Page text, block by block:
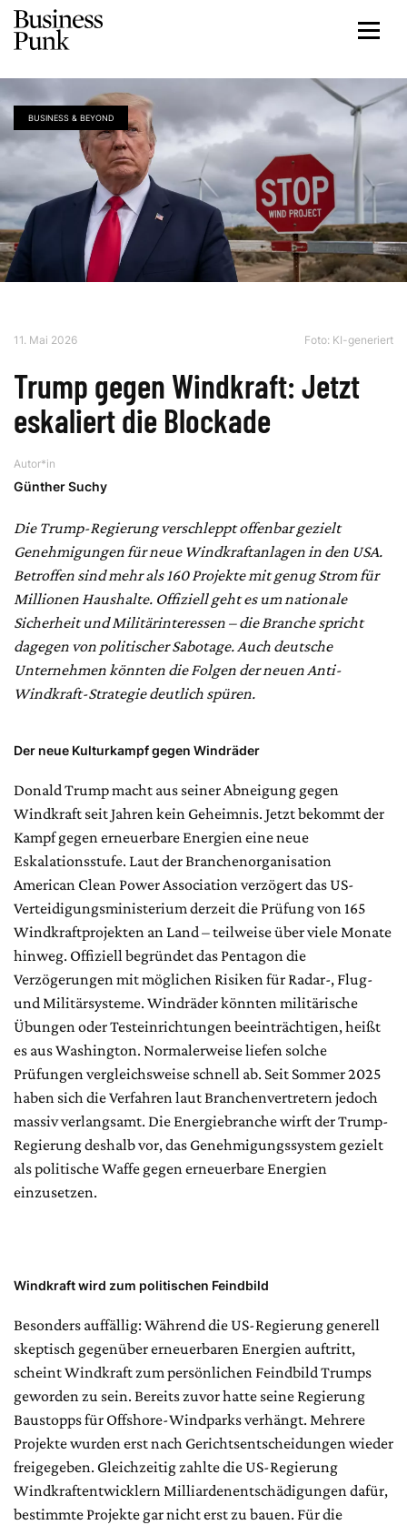
BUSINESS & BEYOND
11. Mai 2026 Foto: KI-generiert
Trump gegen Windkraft: Jetzt
eskaliert die Blockade
Autor*in
Günther Suchy
Die Trump-Regierung verschleppt offenbar gezielt
Genehmigungen für neue Windkraftanlagen in den USA.
Betroffen sind mehr als 160 Projekte mit genug Strom für
Millionen Haushalte. Offiziell geht es um nationale
Sicherheit und Militärinteressen – die Branche spricht
dagegen von politischer Sabotage. Auch deutsche
Unternehmen könnten die Folgen der neuen Anti-
Windkraft-Strategie deutlich spüren.
Der neue Kulturkampf gegen Windräder
Donald Trump macht aus seiner Abneigung gegen
Windkraft seit Jahren kein Geheimnis. Jetzt bekommt der
Kampf gegen erneuerbare Energien eine neue
Eskalationsstufe. Laut der Branchenorganisation
American Clean Power Association verzögert das US-
Verteidigungsministerium derzeit die Prüfung von 165
Windkraftprojekten an Land – teilweise über viele Monate
hinweg. Offiziell begründet das Pentagon die
Verzögerungen mit möglichen Risiken für Radar-, Flug-
und Militärsysteme. Windräder könnten militärische
Übungen oder Testeinrichtungen beeinträchtigen, heißt
es aus Washington. Normalerweise liefen solche
Prüfungen vergleichsweise schnell ab. Seit Sommer 2025
haben sich die Verfahren laut Branchenvertretern jedoch
massiv verlangsamt. Die Energiebranche wirft der Trump-
Regierung deshalb vor, das Genehmigungssystem gezielt
als politische Waffe gegen erneuerbare Energien
einzusetzen.
Windkraft wird zum politischen Feindbild
Besonders auffällig: Während die US-Regierung generell
skeptisch gegenüber erneuerbaren Energien auftritt,
scheint Windkraft zum persönlichen Feindbild Trumps
geworden zu sein. Bereits zuvor hatte seine Regierung
Baustopps für Offshore-Windparks verhängt. Mehrere
Projekte wurden erst nach Gerichtsentscheidungen wieder
freigegeben. Gleichzeitig zahlte die US-Regierung
Windkraftentwicklern Milliardenentschädigungen dafür,
bestimmte Projekte gar nicht erst zu bauen. Für die